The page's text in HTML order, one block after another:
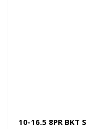
10-16.5 8PR BKT